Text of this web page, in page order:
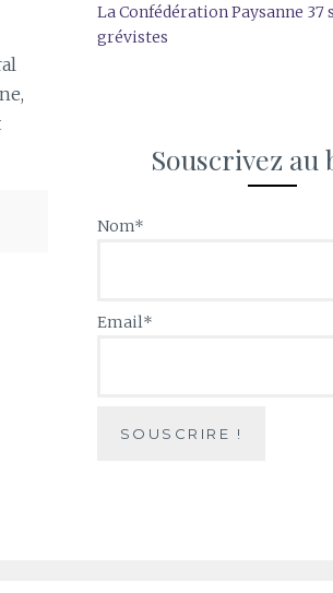
La Confédération Paysanne 37
grévistes
Souscrivez au
Nom*
Email*